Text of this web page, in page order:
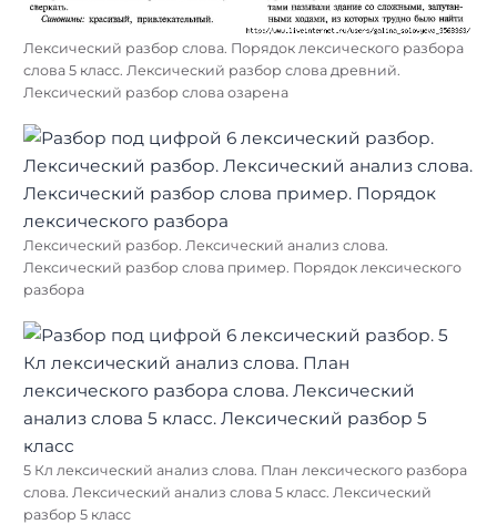
Лексический разбор слова. Порядок лексического разбора
слова 5 класс. Лексический разбор слова древний.
Лексический разбор слова озарена
Лексический разбор. Лексический анализ слова.
Лексический разбор слова пример. Порядок лексического
разбора
5 Кл лексический анализ слова. План лексического разбора
слова. Лексический анализ слова 5 класс. Лексический
разбор 5 класс